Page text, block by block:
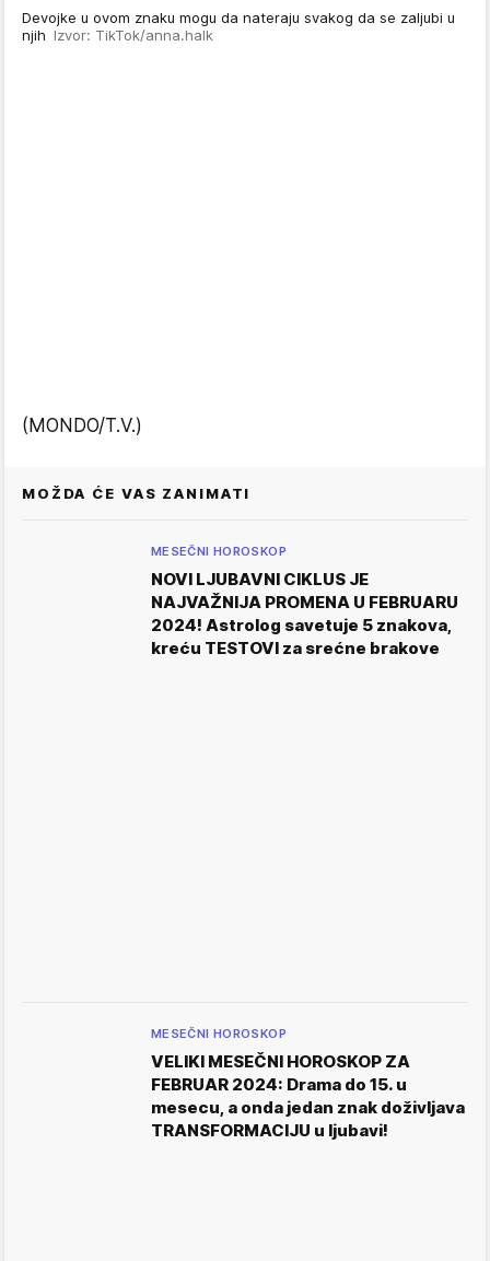
Devojke u ovom znaku mogu da nateraju svakog da se zaljubi u
njih Izvor: TikTok/anna.halk
(MONDO/T.V.)
MOŽDA ĆE VAS ZANIMATI
MESEČNI HOROSKOP
NOVI LJUBAVNI CIKLUS JE
NAJVAŽNIJA PROMENA U FEBRUARU
2024! Astrolog savetuje 5 znakova,
kreću TESTOVI za srećne brakove
MESEČNI HOROSKOP
VELIKI MESEČNI HOROSKOP ZA
FEBRUAR 2024: Drama do 15. u
mesecu, a onda jedan znak doživljava
TRANSFORMACIJU u ljubavi!